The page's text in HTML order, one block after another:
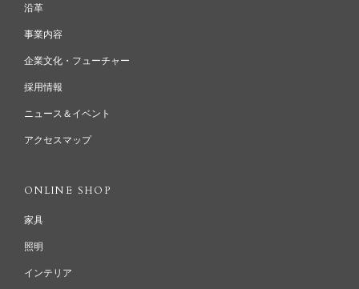
沿革
事業内容
企業文化・フューチャー
採用情報
ニュース＆イベント
アクセスマップ
ONLINE SHOP
家具
照明
インテリア